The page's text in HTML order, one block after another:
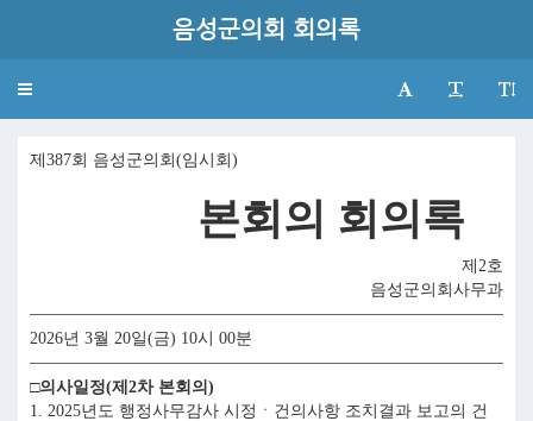
음성군의회 회의록
Toggle
제387회 음성군의회(임시회)
본회의 회의록
제2호
음성군의회사무과
2026년 3월 20일(금) 10시 00분
□의사일정(제2차 본회의)
1. 2025년도 행정사무감사 시정ㆍ건의사항 조치결과 보고의 건